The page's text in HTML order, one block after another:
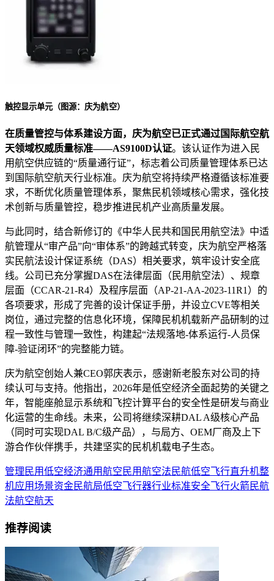
触控显示单元（图源：庆为航空）
在质量管控与体系建设方面，庆为航空已正式通过国际航空航
天领域权威质量标准——AS9100D认证。该认证作为进入民
用航空供应链的“质量通行证”，标志着公司质量管理体系已达
到国际航空航天行业标准。庆为航空将持续严格遵循该标准要
求，不断优化质量管理体系，聚焦民机领域核心需求，强化技
术创新与质量管控，稳步推进民机产业高质量发展。
与此同时，结合新修订的《中华人民共和国民用航空法》中适
航管理从“审产品”向“审体系”的跨越式转变，庆为航空严格落
实民航法设计保证系统（DAS）相关要求，筑牢设计安全底
线。公司已充分掌握DAS在法律层面（民用航空法）、规章
层面（CCAR-21-R4）及程序层面（AP-21-AA-2023-11R1）的
各项要求，形成了完善的设计保证手册，并设立CVE等相关
岗位，通过完整的信息化环境，保障民机机载新产品研制的过
程一致性与管理一致性，构建起“法规落地-体系运行-人员保
障-验证闭环”的完整能力链。
庆为航空创始人兼CEO郭庆表示，感谢新老股东对公司的持
续认可与支持。他指出，2026年是低空经济全面起势的关键之
年，智能座舱显示系统和飞控计算平台的安全性是研发与商业
化运营的生命线。未来，公司将继续深耕DAL A级核心产品
（同时可实现DAL B/C级产品），与局方、OEM厂商及上下
游合作伙伴携手，共建坚实的民机机载电子生态。
管理 民用低空经济通用航空 民用航空法 民航低空飞行直升机整
机应用场景资金民航局低空飞行器行业标准安全飞行火箭民航
法航空航天
推荐阅读